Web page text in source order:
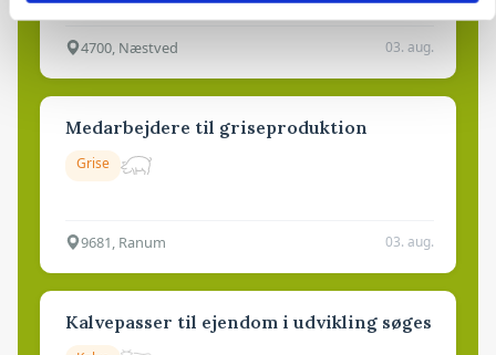
4700, Næstved 03. aug.
Medarbejdere til griseproduktion
Grise
9681, Ranum 03. aug.
Kalvepasser til ejendom i udvikling søges